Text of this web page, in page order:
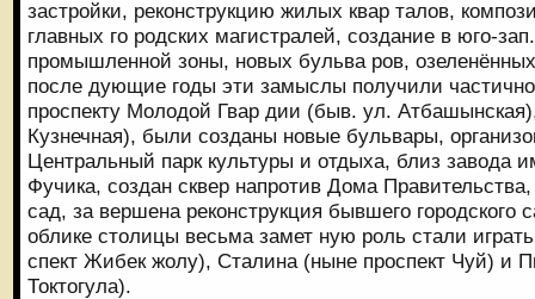
застройки, реконструкцию жилых квар талов,
главных го родских магистралей, создание в юго-
промышленной зоны, новых бульва ров,
после дующие годы эти замыслы получили
проспекту Молодой Гвар дии (быв. ул.
Кузнечная), были созданы новые бульвары,
Центральный парк культуры и отдыха, близ завода
Фучика, создан сквер напротив Дома
сад, за вершена реконструкция бывшего городского
облике столицы весьма замет ную роль стали
спект Жибек жолу), Сталина (ныне проспект Чуй) и
Токтогула).